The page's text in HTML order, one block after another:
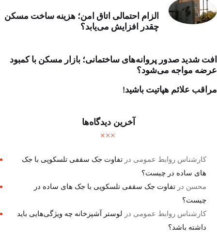
الزام احتمالی اتاق امن؛ هزینه ساخت مسکن
چقدر افزایش می‌یابد؟
افت شدید صدور پروانه‌های ساختمانی؛ بازار مسکن با کمبود
عرضه مواجه می‌شود؟
مراقب علائم هپاتیت باشید!
آخرین دیدگاه‌ها
کارشناس روابط عمومی درتفاوت جک سقفی تلسکوپی با جک
های ساده در چیست؟
محسن درتفاوت جک سقفی تلسکوپی با جک های ساده در
چیست؟
کارشناس روابط عمومی در لوستر آشپزخانه چه ویژگی‌هایی باید
داشته باشد؟